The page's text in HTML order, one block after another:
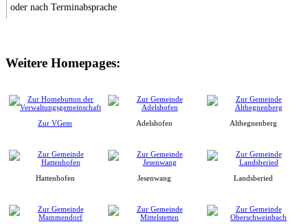
oder nach Terminabsprache
Weitere Homepages:
Zur VGem Adelshofen Althegnenberg
Hattenhofen Jesenwang Landsberied